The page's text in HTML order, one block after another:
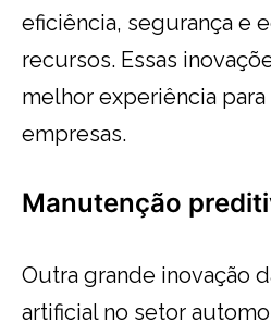
eficiência, segurança e
recursos. Essas
melhor experiência
empresas.
Manutenção
Outra grande inovação
artificial no setor